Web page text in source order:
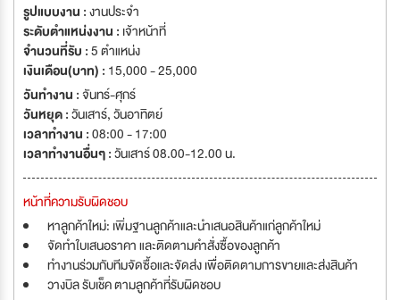
รูปแบบงาน :งานประจำ
ระดับตำแหน่งงาน : เจ้าหน้าที่
จำนวนที่รับ :5 ตำแหน่ง
เงินเดือน(บาท) : 15,000 - 25,000
วันทำงาน :จันทร์-ศุกร์
วันหยุด :วันเสาร์,วันอาทิตย์
เวลาทำงาน :08:00 - 17:00
เวลาทำงานอื่นๆ :วันเสาร์ 08.00-12.00 น.
หน้าที่ความรับผิดชอบ
หาลูกค้าใหม่: เพิ่มฐานลูกค้าและนำเสนอสินค้าแก่ลูกค้าใหม่
จัดทำใบเสนอราคา และติดตามคำสั่งซื้อของลูกค้า
ทำงานร่วมกับทีมจัดซื้อและจัดส่ง เพื่อติดตามการขายและส่งสินค้า
วางบิล รับเช็ค ตามลูกค้าที่รับผิดชอบ